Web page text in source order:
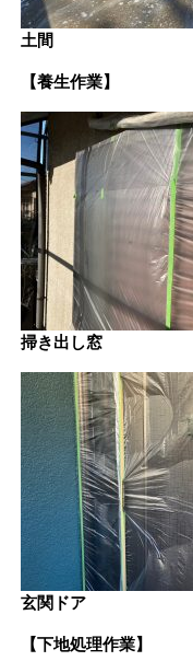
土間
【養生作業】
掃き出し窓
玄関ドア
【下地処理作業】